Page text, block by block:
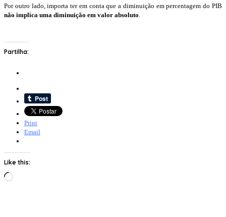
Por outro lado, importa ter em conta que a diminuição em percentagem do PIB
não implica uma diminuição em valor absoluto
Partilha:
Print
Email
Like this:
Loading…